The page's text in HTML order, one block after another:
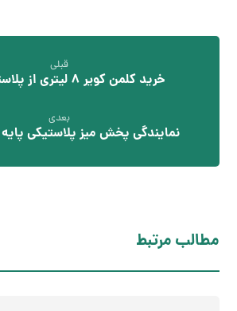
قبلی
خرید کلمن کویر 8 لیتری از پلاستیک سحر
بعدی
نمایندگی پخش میز پلاستیکی
مطالب مرتبط